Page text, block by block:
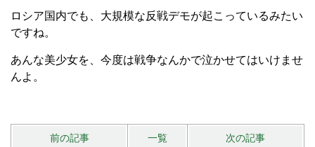
ロシア国内でも、大規模な反戦デモが起こっているみたい
ですね。
あんな美少女を、今度は戦争なんかで泣かせてはいけませ
んよ。
前の記事 一覧 次の記事